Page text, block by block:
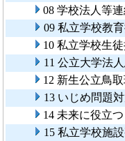
08 学校法人等
09 私立学校教
10 私立学校生
11 公立大学法
12 新生公立鳥
13 いじめ問題
14 未来に役立
15 私立学校施